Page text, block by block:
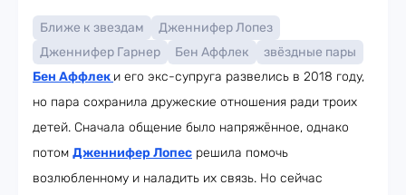
Ближе к звездам
Дженнифер Лопез
Дженнифер Гарнер
Бен Аффлек
звёздные пары
Бен Аффлек и его экс-супруга развелись в 2018 году,
но пара сохранила дружеские отношения ради троих
детей. Сначала общение было напряжённое, однако
потом Дженнифер Лопес решила помочь
возлюбленному и наладить их связь. Но сейчас